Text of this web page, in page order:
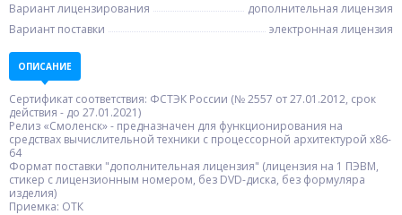
Вариант лицензирования
дополнительная лицензия
Вариант поставки
электронная лицензия
ОПИСАНИЕ
Сертификат соответствия: ФСТЭК России (№ 2557 от 27.01.2012, срок
действия - до 27.01.2021)
Релиз «Смоленск» - предназначен для функционирования на
средствах вычислительной техники с процессорной архитектурой х86-
64
Формат поставки "дополнительная лицензия" (лицензия на 1 ПЭВМ,
стикер с лицензионным номером, без DVD-диска, без формуляра
изделия)
Приемка: ОТК